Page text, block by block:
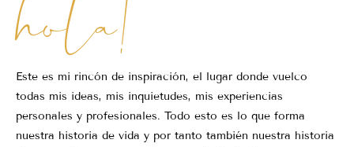
Este es mi rincón de inspiración, el lugar donde vuelco
todas mis ideas, mis inquietudes, mis experiencias
personales y profesionales. Todo esto es lo que forma
nuestra historia de vida y por tanto también nuestra historia